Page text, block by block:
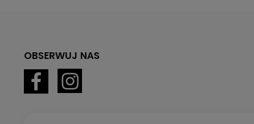
OBSERWUJ NAS